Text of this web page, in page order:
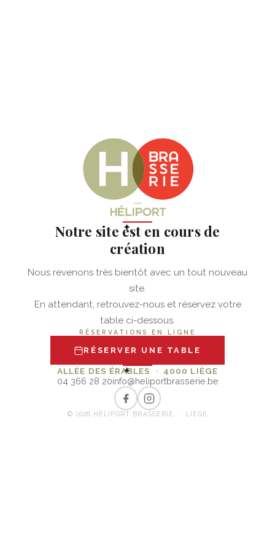
✦
Notre site est en cours de
création
Nous revenons très bientôt avec un tout nouveau
site.
En attendant, retrouvez-nous et réservez votre
table ci-dessous.
RÉSERVATIONS EN LIGNE
RÉSERVER UNE TABLE
✦
ALLÉE DES ÉRABLES · 4000 LIÈGE
04 366 28 20info@heliportbrasserie.be
© 2026 HÉLIPORT BRASSERIE · LIÈGE